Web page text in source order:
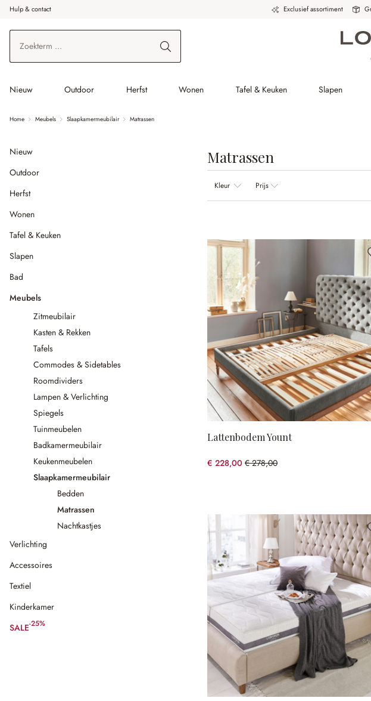
de hoofdinhoud
Ga naar zoeken
Ga naar de hoofdnavigatie
Hulp & contact Exclusief assortiment
Nieuw Outdoor Herfst Wonen Tafel & Keuken Slapen
Home Meubels Slaapkamermeubilair Matrassen
Nieuw
Outdoor
Herfst
Wonen
Tafel & Keuken
Slapen
Bad
Meubels
Zitmeubilair
Kasten & Rekken
Tafels
Commodes & Sidetables
Roomdividers
Lampen & Verlichting
Spiegels
Tuinmeubelen
Badkamermeubilair
Keukenmeubelen
Slaapkamermeubilair
Bedden
Matrassen
Nachtkastjes
Verlichting
Accessoires
Textiel
Kinderkamer
SALE-25%
(25% gespart)
Matrassen
Kleur Prijs
Lattenbodem Yount
€ 228,00 € 278,00
(17.99% gespart)